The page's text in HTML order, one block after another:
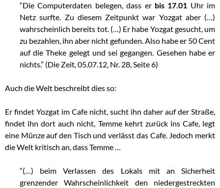
“Die Computerdaten belegen, dass er bis 17.01 Uhr im
Netz surfte. Zu diesem Zeitpunkt war Yozgat aber (…)
wahrscheinlich bereits tot. (…) Er habe Yozgat gesucht, um
zu bezahlen, ihn aber nicht gefunden. Also habe er 50 Cent
auf die Theke gelegt und sei gegangen. Gesehen habe er
nichts.” (Die Zeit, 05.07.12, Nr. 28, Seite 6)
Auch die Welt beschreibt dies so:
Er findet Yozgat im Cafe nicht, sucht ihn daher auf der Straße,
findet ihn dort auch nicht, Temme kehrt zurück ins Cafe, legt
eine Münze auf den Tisch und verlässt das Cafe. Jedoch merkt
die Welt kritisch an, dass Temme …
“(…) beim Verlassen des Lokals mit an Sicherheit
grenzender Wahrscheinlichkeit den niedergestreckten